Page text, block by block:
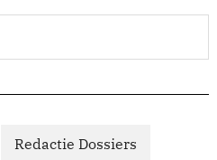
Redactie Dossiers